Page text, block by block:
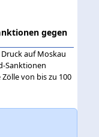
gegen
auf Moskau
Sanktionen
von bis zu 100